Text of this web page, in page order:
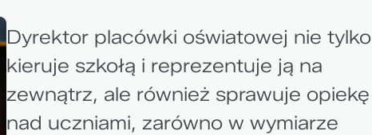
Dyrektor placówki oświatowej nie tylko
kieruje szkołą i reprezentuje ją na
zewnątrz, ale również sprawuje opiekę
nad uczniami, zarówno w wymiarze